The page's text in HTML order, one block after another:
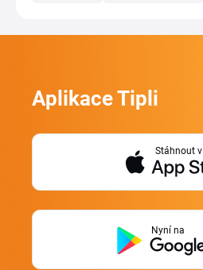
Aplikace Tipli
Stáhnout v
Nyní na